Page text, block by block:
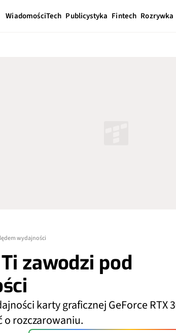
WiadomościTech Publicystyka Fintech Rozrywka
wydajności
zawodzi pod
karty graficznej GeForce RTX
o rozczarowaniu.